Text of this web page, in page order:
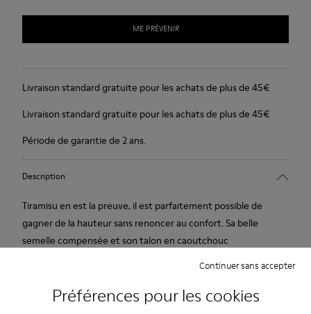
Préférences pour les cookies
Continuer sans accepter
ME PRÉVENIR
Livraison standard gratuite pour les achats de plus de 45€
Livraison standard gratuite pour les achats de plus de 45€
Période de garantie de 2 ans.
Description
Tiramisu en est la preuve, il est parfaitement possible de
gagner de la hauteur sans renoncer au confort. Sa belle
semelle compensée et son talon en caoutchouc
l'adhérence et un grand confort. Cuir velours doux et souple.